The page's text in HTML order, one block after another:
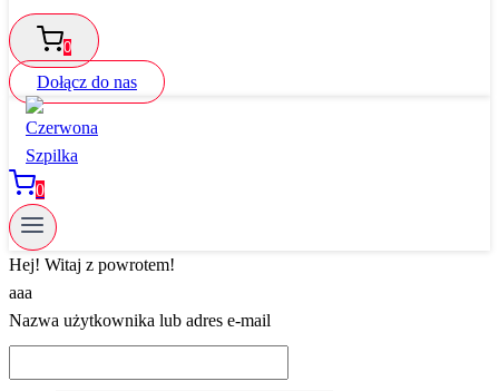
0
Dołącz do nas
0
Hej! Witaj z powrotem!
aaa
Nazwa użytkownika lub adres e-mail